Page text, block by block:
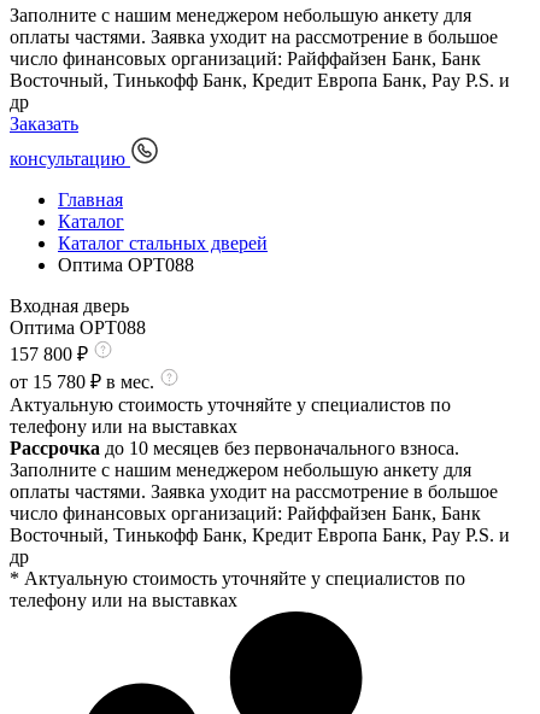
Заполните с нашим менеджером небольшую анкету для
оплаты частями. Заявка уходит на рассмотрение в большое
число финансовых организаций: Райффайзен Банк, Банк
Восточный, Тинькофф Банк, Кредит Европа Банк, Pay P.S. и
др
Заказать
консультацию
Главная
Каталог
Каталог стальных дверей
Оптима OPT088
Входная дверь
Оптима OPT088
157 800 ₽
от 15 780 ₽ в мес.
Актуальную стоимость уточняйте у специалистов по
телефону или на выставках
Рассрочка до 10 месяцев без первоначального взноса.
Заполните с нашим менеджером небольшую анкету для
оплаты частями. Заявка уходит на рассмотрение в большое
число финансовых организаций: Райффайзен Банк, Банк
Восточный, Тинькофф Банк, Кредит Европа Банк, Pay P.S. и
др
* Актуальную стоимость уточняйте у специалистов по
телефону или на выставках